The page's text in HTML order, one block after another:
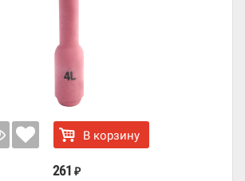
В корзину
261 ₽